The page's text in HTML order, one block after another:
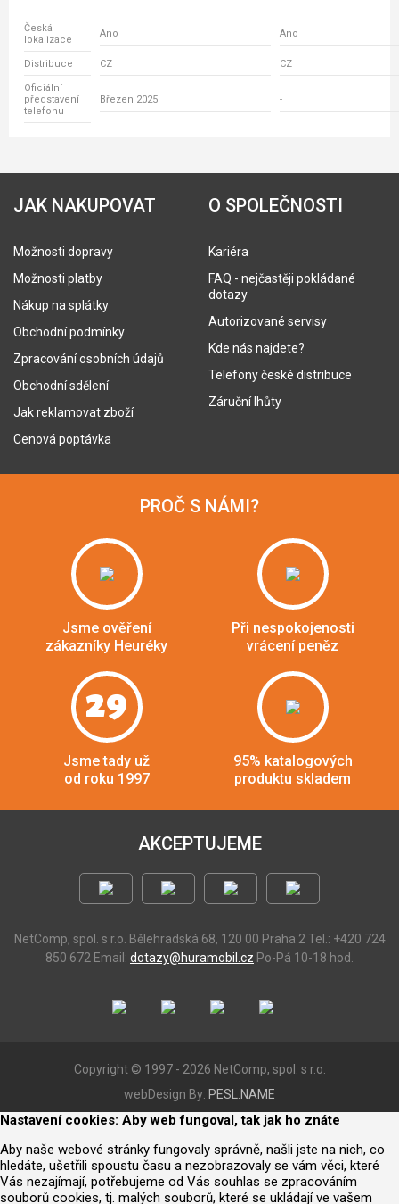
Česká
lokalizace
Ano Ano
Distribuce CZ CZ
Oficiální
představení
telefonu
Březen 2025 -
JAK NAKUPOVAT
Možnosti dopravy
Možnosti platby
Nákup na splátky
Obchodní podmínky
Zpracování osobních údajů
Obchodní sdělení
Jak reklamovat zboží
Cenová poptávka
O SPOLEČNOSTI
Kariéra
FAQ - nejčastěji pokládané
dotazy
Autorizované servisy
Kde nás najdete?
Telefony české distribuce
Záruční lhůty
PROČ S NÁMI?
Jsme ověření
zákazníky Heuréky
Při nespokojenosti
vrácení peněz
29
Jsme tady už
od roku 1997
95% katalogových
produktu skladem
AKCEPTUJEME
NetComp, spol. s r.o. Bělehradská 68, 120 00 Praha 2 Tel.: +420 724
850 672 Email: dotazy@huramobil.cz Po-Pá 10-18 hod.
Copyright © 1997 - 2026 NetComp, spol. s r.o.
webDesign By: PESL.NAME
Nastavení cookies: Aby web fungoval, tak jak ho znáte
Aby naše webové stránky fungovaly správně, našli jste na nich, co
hledáte, ušetřili spoustu času a nezobrazovaly se vám věci, které
Vás nezajímají, potřebujeme od Vás souhlas se zpracováním
souborů cookies, tj. malých souborů, které se ukládají ve vašem